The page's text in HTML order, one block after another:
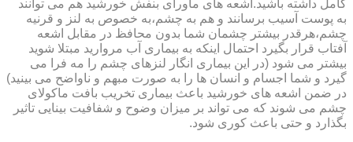
کامل داشته باشید.اشعه های ماورای بنفش خورشید هم می توانند
به پوست آسیب برسانند و هم به چشم،به خصوص به لنز و قرنیه
چشم،هرقدر بیشتر چشمان شما بدون محافظ در مقابل اشعه
آفتاب قرار بگیرد احتمال اینکه به بیماری آب مروارید مبتلا شوید
بیشتر می شود (در این بیماری انگار لنزهای چشم را مه فرا می
گیرد و شما اجسام و انسان ها را به صورت مبهم و ناواضح می بینید)
در ضمن اشعه های خورشید باعث بیماری تخریب بافت ماکولای
چشم می شوند که می تواند بر میزان وضوح و شفافیت بینایی تاثیر
بگذارد و حتی باعث کوری شود.